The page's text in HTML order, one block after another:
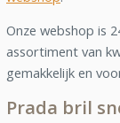
Onze webshop is
assortiment van
gemakkelijk en
Prada bril